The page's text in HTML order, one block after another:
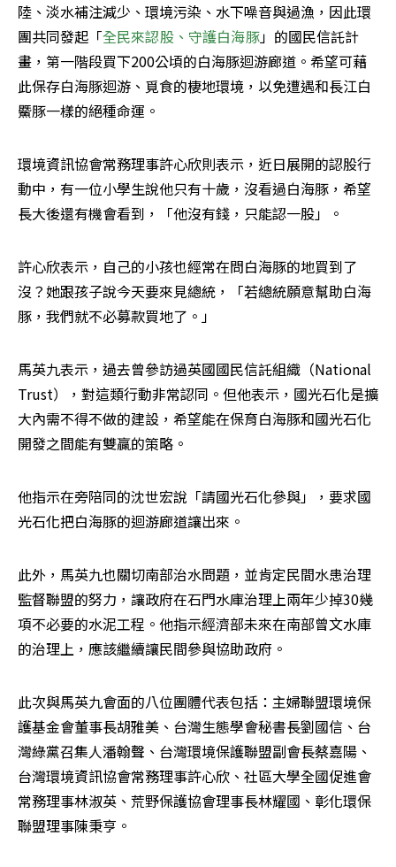
陸、淡水補注減少、環境污染、水下噪音與過漁，因此環
團共同發起「全民來認股、守護白海豚」的國民信託計
畫，第一階段買下200公頃的白海豚迴游廊道。希望可藉
此保存白海豚迴游、覓食的棲地環境，以免遭遇和長江白
鱀豚一樣的絕種命運。
環境資訊協會常務理事許心欣則表示，近日展開的認股行
動中，有一位小學生說他只有十歲，沒看過白海豚，希望
長大後還有機會看到，「他沒有錢，只能認一股」。
許心欣表示，自己的小孩也經常在問白海豚的地買到了
沒？她跟孩子說今天要來見總統，「若總統願意幫助白海
豚，我們就不必募款買地了。」
馬英九表示，過去曾參訪過英國國民信託組織（National
Trust），對這類行動非常認同。但他表示，國光石化是擴
大內需不得不做的建設，希望能在保育白海豚和國光石化
開發之間能有雙贏的策略。
他指示在旁陪同的沈世宏說「請國光石化參與」，要求國
光石化把白海豚的迴游廊道讓出來。
此外，馬英九也關切南部治水問題，並肯定民間水患治理
監督聯盟的努力，讓政府在石門水庫治理上兩年少掉30幾
項不必要的水泥工程。他指示經濟部未來在南部曾文水庫
的治理上，應該繼續讓民間參與協助政府。
此次與馬英九會面的八位團體代表包括：主婦聯盟環境保
護基金會董事長胡雅美、台灣生態學會秘書長劉國信、台
灣綠黨召集人潘翰聲、台灣環境保護聯盟副會長蔡嘉陽、
台灣環境資訊協會常務理事許心欣、社區大學全國促進會
常務理事林淑英、荒野保護協會理事長林耀國、彰化環保
聯盟理事陳秉亨。